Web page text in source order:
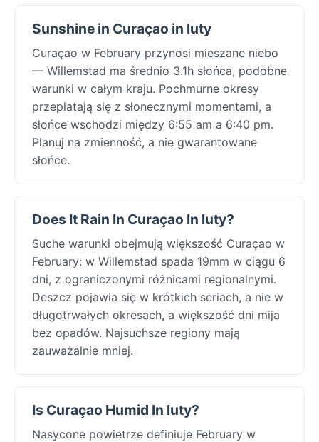
Sunshine in Curaçao in luty
Curaçao w February przynosi mieszane niebo
— Willemstad ma średnio 3.1h słońca, podobne
warunki w całym kraju. Pochmurne okresy
przeplatają się z słonecznymi momentami, a
słońce wschodzi między 6:55 am a 6:40 pm.
Planuj na zmienność, a nie gwarantowane
słońce.
Does It Rain In Curaçao In luty?
Suche warunki obejmują większość Curaçao w
February: w Willemstad spada 19mm w ciągu 6
dni, z ograniczonymi różnicami regionalnymi.
Deszcz pojawia się w krótkich seriach, a nie w
długotrwałych okresach, a większość dni mija
bez opadów. Najsuchsze regiony mają
zauważalnie mniej.
Is Curaçao Humid In luty?
Nasycone powietrze definiuje February w